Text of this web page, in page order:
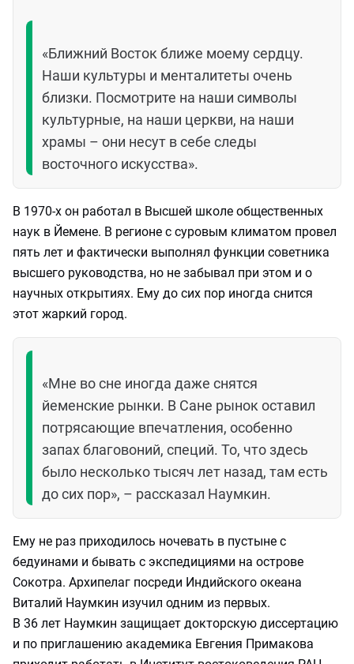
«Ближний Восток ближе моему сердцу.
Наши культуры и менталитеты очень
близки. Посмотрите на наши символы
культурные, на наши церкви, на наши
храмы – они несут в себе следы
восточного искусства».
В 1970-х он работал в Высшей школе общественных
наук в Йемене. В регионе с суровым климатом провел
пять лет и фактически выполнял функции советника
высшего руководства, но не забывал при этом и о
научных открытиях. Ему до сих пор иногда снится
этот жаркий город.
«Мне во сне иногда даже снятся
йеменские рынки. В Сане рынок оставил
потрясающие впечатления, особенно
запах благовоний, специй. То, что здесь
было несколько тысяч лет назад, там есть
до сих пор», – рассказал Наумкин.
Ему не раз приходилось ночевать в пустыне с
бедуинами и бывать с экспедициями на острове
Сокотра. Архипелаг посреди Индийского океана
Виталий Наумкин изучил одним из первых.
В 36 лет Наумкин защищает докторскую диссертацию
и по приглашению академика Евгения Примакова